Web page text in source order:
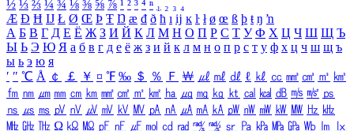
½ ⅓ ⅔ ¼ ¾ ⅛ ⅜ ⅝ ⅞ ¹ ² ³ ⁴ ⁿ ₁ ₂ ₃ ₄
Æ Ð Ħ Ĳ Ł Ø Œ Þ Ŧ Ŋ æ đ ð ħ ı ĳ ĸ ŀ ł ø œ ß þ ŧ ŋ ŉ
А Б В Г Д Е Ё Ж З И Й К Л М Н О П Р С Т У Ф Х Ц Ч Ш Щ Ъ
Ы Ь Э Ю Я а б в г д е ё ж з и й к л м н о п р с т у ф х ц ч ш щ ъ
ы ь э ю я
′ ″ ℃ Å ￠ ￡ ￥ ¤ ℉ ‰ ＄ ％ Ｆ ￦ ㎕ ㎖ ㎗ ℓ ㎘ ㏄ ㎣ ㎤ ㎥ ㎦
㎙ ㎚ ㎛ ㎜ ㎝ ㎞ ㎟ ㎠ ㎡ ㎢ ㏊ ㎍ ㎎ ㎏ ㏏ ㎈ ㎉ ㏈ ㎧ ㎨ ㎰
㎱ ㎲ ㎳ ㎴ ㎵ ㎶ ㎷ ㎸ ㎹ ㎀ ㎁ ㎂ ㎃ ㎄ ㎺ ㎻ ㎽ ㎾ ㎿ ㎐ ㎑
㎒ ㎓ ㎔ Ω ㏀ ㏁ ㎊ ㎋ ㎌ ㏖ ㏅ ㎭ ㎮ ㎯ ㏛ ㎩ ㎪ ㎫ ㎬ ㏝ ㏐
㏓